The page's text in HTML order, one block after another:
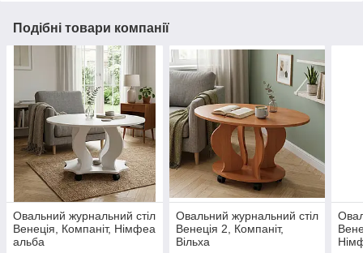
Подібні товари компанії
Овальний журнальний стіл
Венеція, Компаніт, Німфеа
альба
Овальний журнальний стіл
Венеція 2, Компаніт,
Вільха